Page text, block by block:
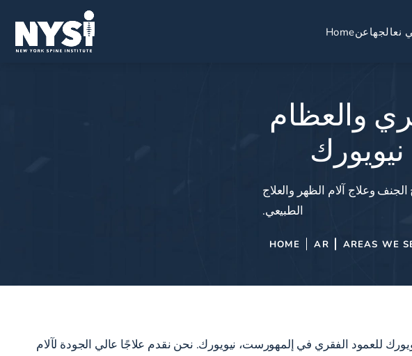
Homeعننعالجها
والعظام
وعلاج آلام الظهر والعلاج
الطبيعي.
HOME AR AREAS WE
للعمود الفقري في إلمهورست، نيويورك. نحن نقدم علاجًا عالي الجودة لآلام